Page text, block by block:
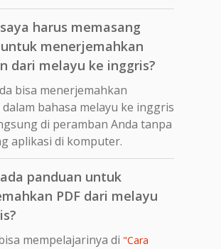
harus memasang
menerjemahkan
dari melayu ke inggris?
bisa menerjemahkan
bahasa melayu ke inggris
di peramban Anda tanpa
aplikasi di komputer.
panduan untuk
PDF dari melayu
mempelajarinya di "Cara